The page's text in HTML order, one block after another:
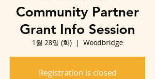
Community Partner
Grant Info Session
1월 28일 (화)
  |
Woodbridge
Registration is closed